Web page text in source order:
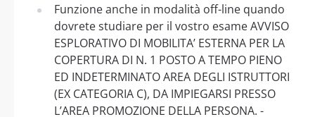
Funzione anche in modalità off-line quando
dovrete studiare per il vostro esame AVVISO
ESPLORATIVO DI MOBILITA’ ESTERNA PER LA
COPERTURA DI N. 1 POSTO A TEMPO PIENO
ED INDETERMINATO AREA DEGLI ISTRUTTORI
(EX CATEGORIA C), DA IMPIEGARSI PRESSO
L’AREA PROMOZIONE DELLA PERSONA. -